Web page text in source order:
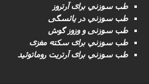
طب سوزني برای آرتروز
طب سوزني در یائسگی
طب سوزنی و وزوز گوش
طب سوزني برای سکته مغزى
طب سوزني برای آرتریت روماتوئید